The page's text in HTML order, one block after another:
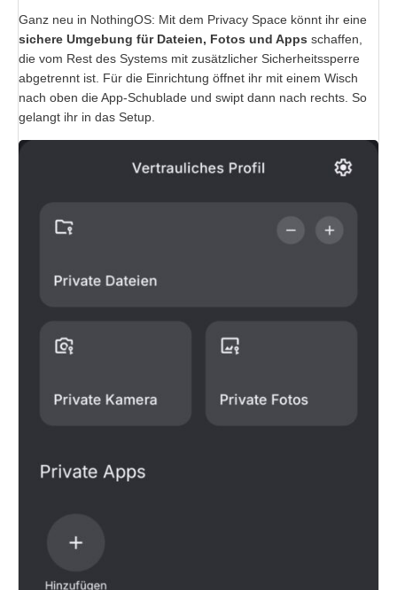
Ganz neu in NothingOS: Mit dem Privacy Space könnt ihr eine
sichere Umgebung für Dateien, Fotos und Apps schaffen,
die vom Rest des Systems mit zusätzlicher Sicherheitssperre
abgetrennt ist. Für die Einrichtung öffnet ihr mit einem Wisch
nach oben die App-Schublade und swipt dann nach rechts. So
gelangt ihr in das Setup.